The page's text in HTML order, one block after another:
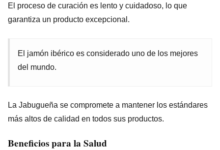
El proceso de curación es lento y cuidadoso, lo que
garantiza un producto excepcional.
El jamón ibérico es considerado uno de los mejores
del mundo.
La Jabugueña se compromete a mantener los estándares
más altos de calidad en todos sus productos.
Beneficios para la Salud